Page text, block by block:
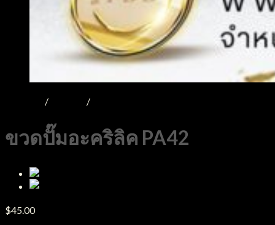
/ /
ขวดปั๊มอะคริลิค PA42
$45.00